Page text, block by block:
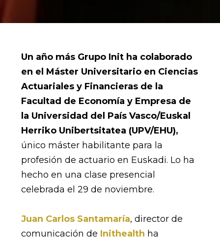
Un año más Grupo Init ha colaborado
en el Máster Universitario en Ciencias
Actuariales y Financieras de la
Facultad de Economía y Empresa de
la Universidad del País Vasco/Euskal
Herriko Unibertsitatea (UPV/EHU),
único máster habilitante para la
profesión de actuario en Euskadi. Lo ha
hecho en una clase presencial
celebrada el 29 de noviembre.
Juan Carlos Santamaría, director de
comunicación de Inithealth ha